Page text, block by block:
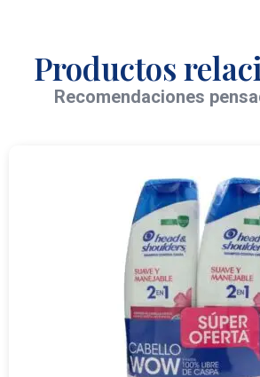
Productos
Recomendaciones